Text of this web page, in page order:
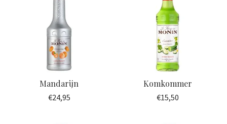
Mandarijn
€24,95
Komkommer
€15,50